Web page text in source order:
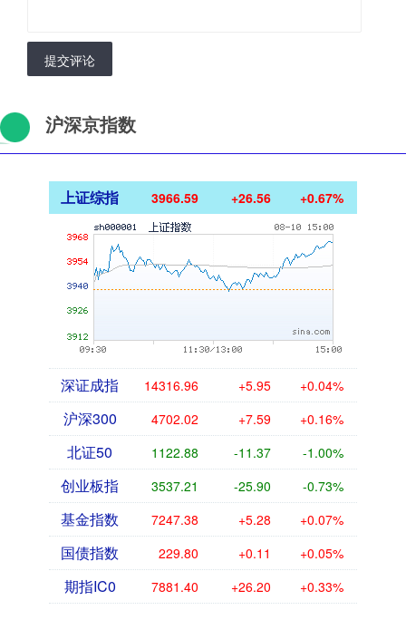
提交评论
沪深京指数
上证综指 3966.59 +26.56 +0.67%
深证成指 14316.96 +5.95 +0.04%
沪深300 4702.02 +7.59 +0.16%
北证50 1122.88 -11.37 -1.00%
创业板指 3537.21 -25.90 -0.73%
基金指数 7247.38 +5.28 +0.07%
国债指数 229.80 +0.11 +0.05%
期指IC0 7881.40 +26.20 +0.33%